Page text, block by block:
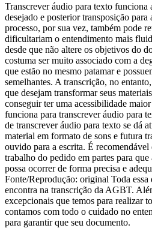
Transcrever áudio para texto funciona
desejado e posterior transposição para
processo, por sua vez, também pode
dificultariam o entendimento mais
desde que não altere os objetivos do
costuma ser muito associado com a
que estão no mesmo patamar e
semelhantes. A transcrição, no
que desejam transformar seus
conseguir ter uma acessibilidade
funciona para transcrever áudio para
de transcrever áudio para texto se dá
material em formato de sons e futura
ouvido para a escrita. É
trabalho do pedido em partes para
possa ocorrer de forma precisa e
Fonte/Reprodução: original Toda essa
encontra na transcrição da AGBT.
excepcionais que temos para realizar
contamos com todo o cuidado no
para garantir que seu documento.